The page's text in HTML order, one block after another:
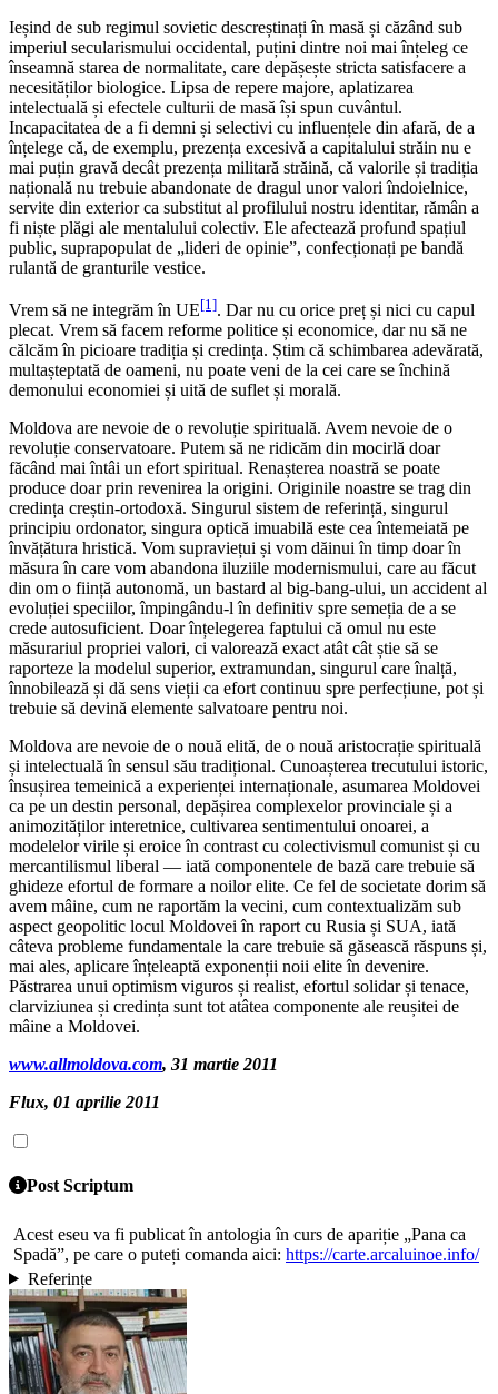
Ieșind de sub regimul sovietic descreștinați în masă și căzând sub
imperiul secularismului occidental, puțini dintre noi mai înțeleg ce
înseamnă starea de normalitate, care depășește stricta satisfacere a
necesităților biologice. Lipsa de repere majore, aplatizarea
intelectuală și efectele culturii de masă își spun cuvântul.
Incapacitatea de a fi demni și selectivi cu influențele din afară, de a
înțelege că, de exemplu, prezența excesivă a capitalului străin nu e
mai puțin gravă decât prezența militară străină, că valorile și tradiția
națională nu trebuie abandonate de dragul unor valori îndoielnice,
servite din exterior ca substitut al profilului nostru identitar, rămân a
fi niște plăgi ale mentalului colectiv. Ele afectează profund spațiul
public, suprapopulat de „lideri de opinie”, confecționați pe bandă
rulantă de granturile vestice.
Vrem să ne integrăm în UE[1]. Dar nu cu orice preț și nici cu capul
plecat. Vrem să facem reforme politice și economice, dar nu să ne
călcăm în picioare tradiția și credința. Știm că schimbarea adevărată,
multașteptată de oameni, nu poate veni de la cei care se închină
demonului economiei și uită de suflet și morală.
Moldova are nevoie de o revoluție spirituală. Avem nevoie de o
revoluție conservatoare. Putem să ne ridicăm din mocirlă doar
făcând mai întâi un efort spiritual. Renașterea noastră se poate
produce doar prin revenirea la origini. Originile noastre se trag din
credința creștin-ortodoxă. Singurul sistem de referință, singurul
principiu ordonator, singura optică imuabilă este cea întemeiată pe
învățătura hristică. Vom supraviețui și vom dăinui în timp doar în
măsura în care vom abandona iluziile modernismului, care au făcut
din om o ființă autonomă, un bastard al big-bang-ului, un accident al
evoluției speciilor, împingându-l în definitiv spre semeția de a se
crede autosuficient. Doar înțelegerea faptului că omul nu este
măsurariul propriei valori, ci valorează exact atât cât știe să se
raporteze la modelul superior, extramundan, singurul care înalță,
înnobilează și dă sens vieții ca efort continuu spre perfecțiune, pot și
trebuie să devină elemente salvatoare pentru noi.
Moldova are nevoie de o nouă elită, de o nouă aristocrație spirituală
și intelectuală în sensul său tradițional. Cunoașterea trecutului istoric,
însușirea temeinică a experienței internaționale, asumarea Moldovei
ca pe un destin personal, depășirea complexelor provinciale și a
animozităților interetnice, cultivarea sentimentului onoarei, a
modelelor virile și eroice în contrast cu colectivismul comunist și cu
mercantilismul liberal ― iată componentele de bază care trebuie să
ghideze efortul de formare a noilor elite. Ce fel de societate dorim să
avem mâine, cum ne raportăm la vecini, cum contextualizăm sub
aspect geopolitic locul Moldovei în raport cu Rusia și SUA, iată
câteva probleme fundamentale la care trebuie să găsească răspuns și,
mai ales, aplicare înțeleaptă exponenții noii elite în devenire.
Păstrarea unui optimism viguros și realist, efortul solidar și tenace,
clarviziunea și credința sunt tot atâtea componente ale reușitei de
mâine a Moldovei.
www.allmoldova.com, 31 martie 2011
Flux, 01 aprilie 2011
Post Scriptum
Acest eseu va fi publicat în antologia în curs de apariție „Pana ca
Spadă”, pe care o puteți comanda aici: https://carte.arcaluinoe.info/
Referințe